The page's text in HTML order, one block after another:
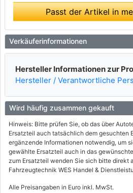
Passt der Artikel in
Verkäuferinformationen
Hersteller Informationen zur
Hersteller / Verantwortliche
Wird häufig zusammen gekauft
Hinweis: Bitte prüfen Sie, ob das über
Ersatzteil auch tatsächlich dem gesuchten
ergänzende Informationen notwendig, um
gewählte Ersatzteil auch in das
zum Ersatzteil wenden Sie sich bitte direkt
Fahrzeugtechnik WES Handel &
Alle Preisangaben in Euro inkl. MwSt.